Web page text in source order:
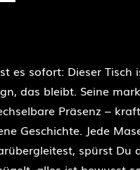
es sofort: Dieser
das bleibt. Seine
Präsenz –
Geschichte. Jede
spürst Du